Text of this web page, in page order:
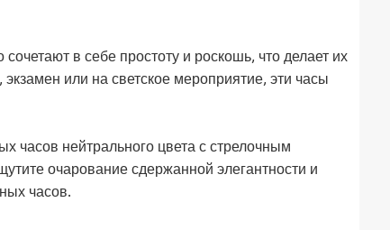
в себе простоту и роскошь, что делает их
или на светское мероприятие, эти часы
часов нейтрального цвета с стрелочным
очарование сдержанной элегантности и
часов.